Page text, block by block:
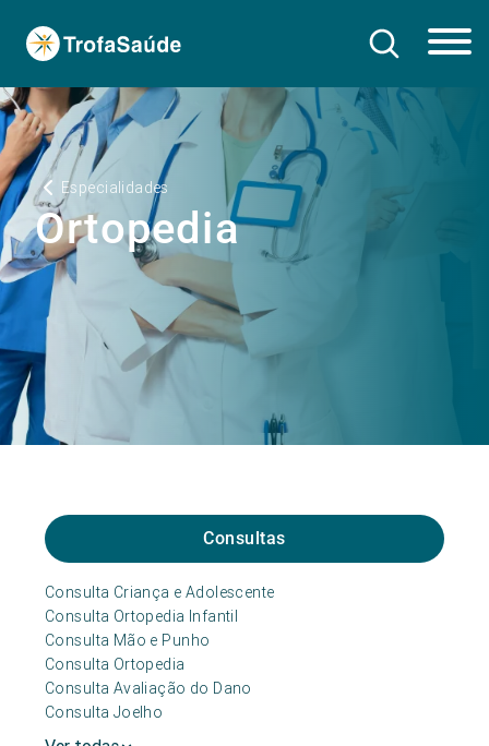
Especialidades
Ortopedia
Consultas
Consulta Criança e Adolescente
Consulta Ortopedia Infantil
Consulta Mão e Punho
Consulta Ortopedia
Consulta Avaliação do Dano
Consulta Joelho